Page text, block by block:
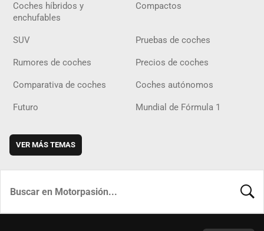
Coches híbridos y
enchufables
Compactos
SUV Pruebas de coches
Rumores de coches Precios de coches
Comparativa de coches Coches autónomos
Futuro Mundial de Fórmula 1
VER MÁS TEMAS